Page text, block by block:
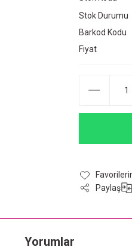
Stok Durumu
Barkod Kodu
Fiyat
Paylaş
Yorumlar